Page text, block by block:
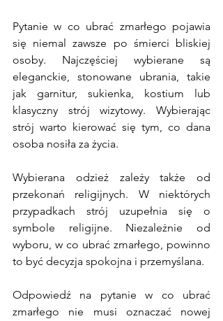
Pytanie w co ubrać zmarłego pojawia
się niemal zawsze po śmierci bliskiej
osoby. Najczęściej wybierane są
eleganckie, stonowane ubrania, takie
jak garnitur, sukienka, kostium lub
klasyczny strój wizytowy. Wybierając
strój warto kierować się tym, co dana
osoba nosiła za życia.
Wybierana odzież zależy także od
przekonań religijnych. W niektórych
przypadkach strój uzupełnia się o
symbole religijne. Niezależnie od
wyboru, w co ubrać zmarłego, powinno
to być decyzja spokojna i przemyślana.
Odpowiedź na pytanie w co ubrać
zmarłego nie musi oznaczać nowej